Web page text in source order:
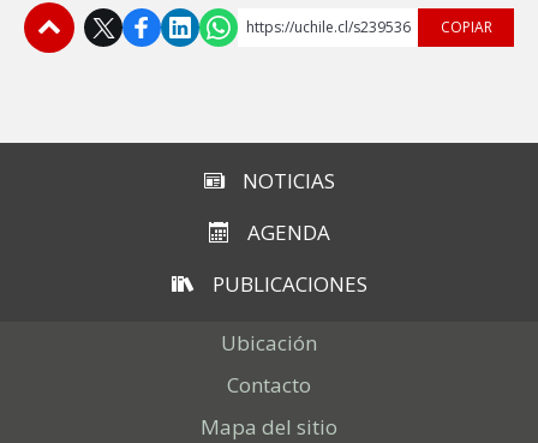
https://uchile.cl/s239536 COPIAR
NOTICIAS
AGENDA
PUBLICACIONES
Ubicación
Contacto
Mapa del sitio